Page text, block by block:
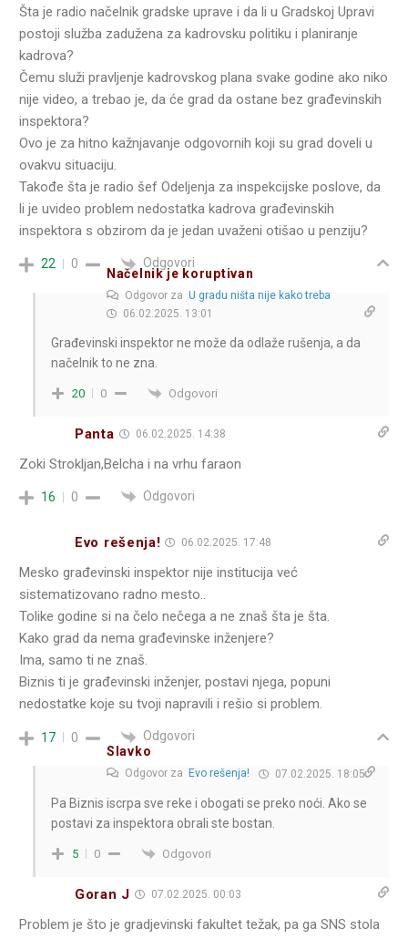
Šta je radio načelnik gradske uprave i da li u Gradskoj Upravi
postoji služba zadužena za kadrovsku politiku i planiranje
kadrova?
Čemu služi pravljenje kadrovskog plana svake godine ako niko
nije video, a trebao je, da će grad da ostane bez građevinskih
inspektora?
Ovo je za hitno kažnjavanje odgovornih koji su grad doveli u
ovakvu situaciju.
Takođe šta je radio šef Odeljenja za inspekcijske poslove, da
li je uvideo problem nedostatka kadrova građevinskih
inspektora s obzirom da je jedan uvaženi otišao u penziju?
22 0 Odgovori
Načelnik je koruptivan
Odgovor za U gradu ništa nije kako treba
06.02.2025. 13:01
Građevinski inspektor ne može da odlaže rušenja, a da
načelnik to ne zna.
20 0 Odgovori
Panta 06.02.2025. 14:38
Zoki Strokljan,Belcha i na vrhu faraon
16 0 Odgovori
Evo rešenja! 06.02.2025. 17:48
Mesko građevinski inspektor nije institucija već
sistematizovano radno mesto..
Tolike godine si na čelo nečega a ne znaš šta je šta.
Kako grad da nema građevinske inženjere?
Ima, samo ti ne znaš.
Biznis ti je građevinski inženjer, postavi njega, popuni
nedostatke koje su tvoji napravili i rešio si problem.
17 0
Odgovori
Slavko
Odgovor za Evo rešenja! 07.02.2025. 18:05
Pa Biznis iscrpa sve reke i obogati se preko noći. Ako se
postavi za inspektora obrali ste bostan.
5 0 Odgovori
Goran J 07.02.2025. 00:03
Problem je što je gradjevinski fakultet težak, pa ga SNS stola